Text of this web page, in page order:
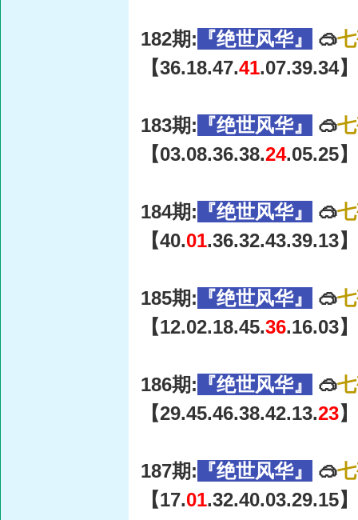
182期: 『绝世风华』 🥽
【36.18.47.41.07.39.34】
183期: 『绝世风华』 🥽
【03.08.36.38.24.05.25】
184期: 『绝世风华』 🥽
【40.01.36.32.43.39.13】
185期: 『绝世风华』 🥽
【12.02.18.45.36.16.03】
186期: 『绝世风华』 🥽
【29.45.46.38.42.13.23】
187期: 『绝世风华』 🥽
【17.01.32.40.03.29.15】